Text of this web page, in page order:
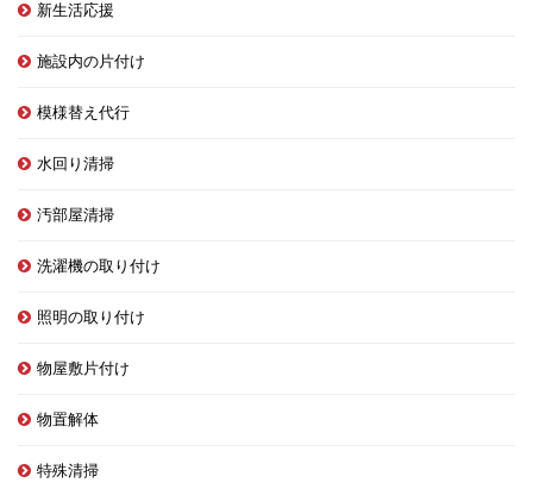
新生活応援
施設内の片付け
模様替え代行
水回り清掃
汚部屋清掃
洗濯機の取り付け
照明の取り付け
物屋敷片付け
物置解体
特殊清掃